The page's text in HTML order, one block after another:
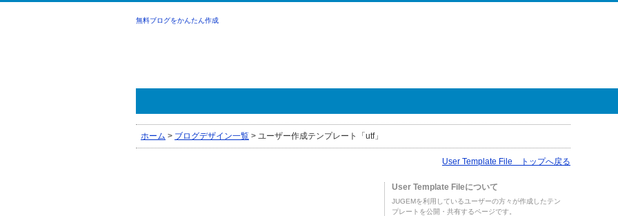
無料ブログをかんたん作成
ホーム > ブログデザイン一覧 > ユーザー作成テンプレート「utf」
User Template File トップへ戻る
User Template Fileについて
JUGEMを利用しているユーザーの方々が作成したテン
プレートを公開・共有するページです。